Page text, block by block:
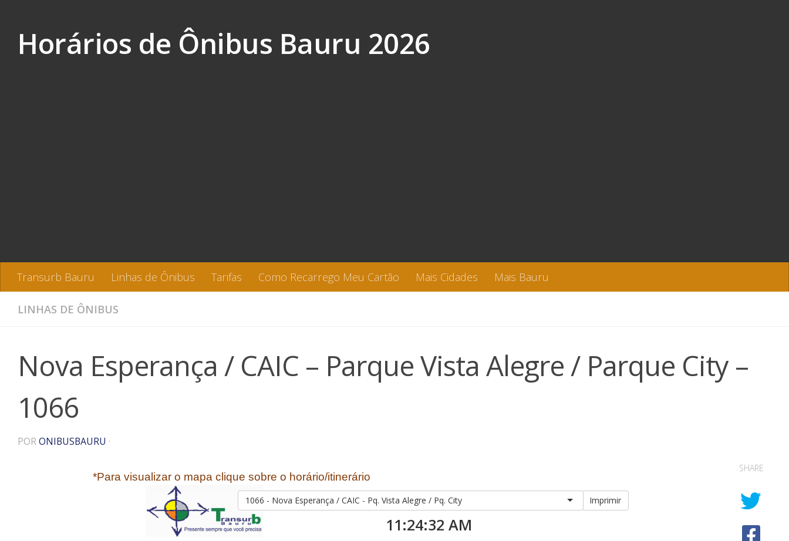
Horários de Ônibus Bauru 2026
Transurb Bauru Linhas de Ônibus Tarifas Como Recarrego Meu Cartão Mais Cidades Mais Bauru
LINHAS DE ÔNIBUS
Nova Esperança / CAIC – Parque Vista Alegre / Parque City –
1066
PORONIBUSBAURU ·
SHARE